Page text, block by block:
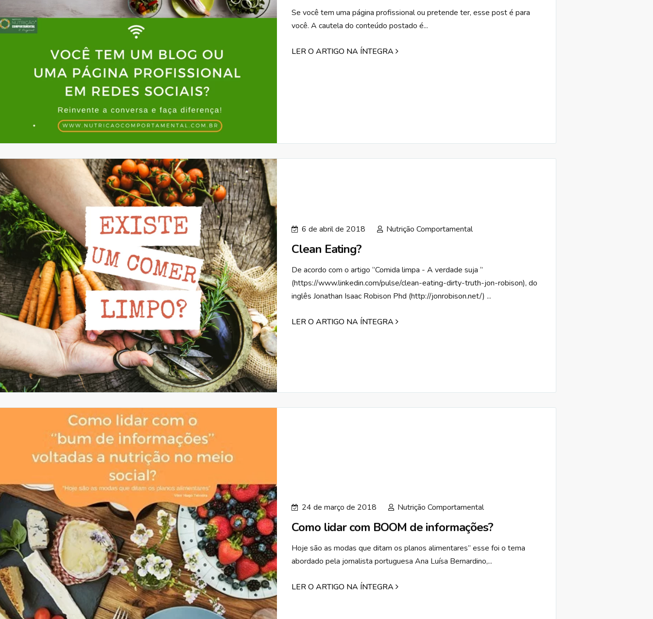
Se você tem uma página profissional ou pretende ter, esse post é para
você. A cautela do conteúdo postado é...
LER O ARTIGO NA ÍNTEGRA
6 de abril de 2018 Nutrição Comportamental
Clean Eating?
De acordo com o artigo ‘’Comida limpa - A verdade suja ‘’
(https://www.linkedin.com/pulse/clean-eating-dirty-truth-jon-robison), do
inglês Jonathan Isaac Robison Phd (http://jonrobison.net/) ...
LER O ARTIGO NA ÍNTEGRA
24 de março de 2018 Nutrição Comportamental
Como lidar com BOOM de informações?
Hoje são as modas que ditam os planos alimentares” esse foi o tema
abordado pela jornalista portuguesa Ana Luísa Bernardino,...
LER O ARTIGO NA ÍNTEGRA